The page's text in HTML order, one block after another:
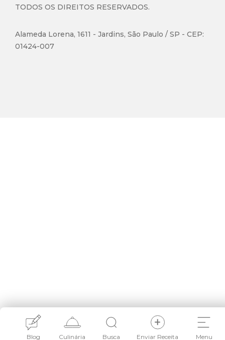
Blog Culinária Busca Enviar Receita Menu
TODOS OS DIREITOS RESERVADOS.
Alameda Lorena, 1611 - Jardins, São Paulo / SP - CEP:
01424-007